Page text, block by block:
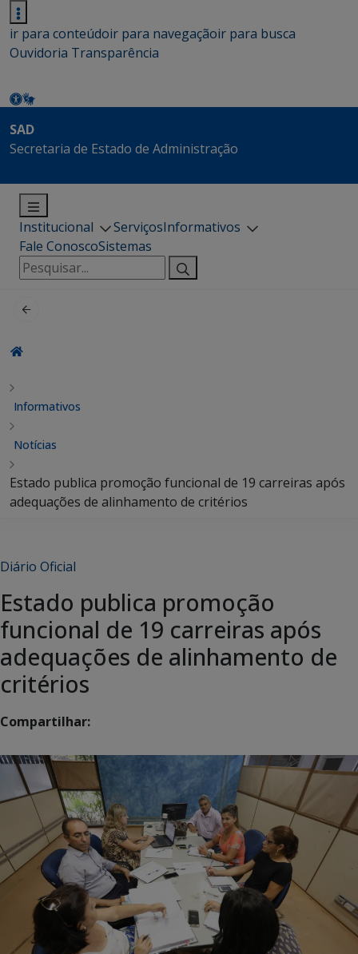
ir para conteúdoir para navegaçãoir para busca
Ouvidoria Transparência
SAD
Secretaria de Estado de Administração
Institucional ServiçosInformativos
Fale ConoscoSistemas
Pesquisar
por:
Informativos
Notícias
Estado publica promoção funcional de 19 carreiras após
adequações de alinhamento de critérios
Diário Oficial
Estado publica promoção
funcional de 19 carreiras após
adequações de alinhamento de
critérios
Compartilhar: